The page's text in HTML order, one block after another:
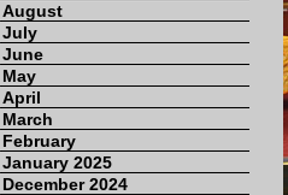
August
July
June
May
April
March
February
January 2025
December 2024